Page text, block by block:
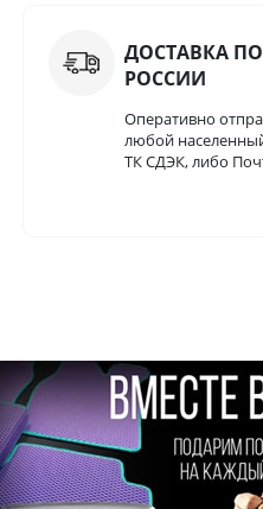
ДОСТАВКА
РОССИИ
Оперативно
любой
ТК СДЭК, либо